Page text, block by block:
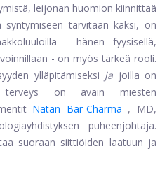
leijonan huomion kiinnittää
tarvitaan kaksi, on
- hänen fyysisellä,
- on myös tärkeä rooli.
ylläpitämiseksi ja joilla on
terveys on avain miesten
Natan Bar-Charma , MD,
puheenjohtaja.
suoraan siittiöiden laatuun ja